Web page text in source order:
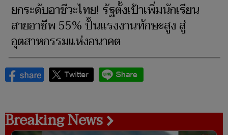
ยกระดับอาชีวะไทย! รัฐตั้งเป้าเพิ่มนักเรียน
สายอาชีพ 55% ปั้นแรงงานทักษะสูง สู่
อุตสาหกรรมแห่งอนาคต
Breaking News